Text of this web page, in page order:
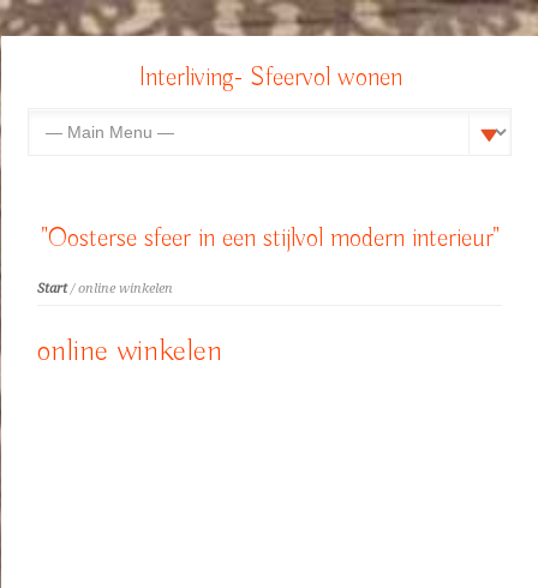
Interliving- Sfeervol wonen
"Oosterse sfeer in een stijlvol modern interieur"
Start/ online winkelen
online winkelen